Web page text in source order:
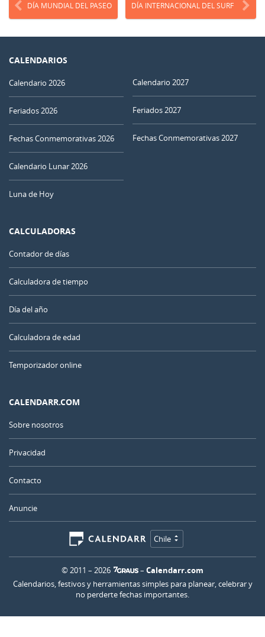
DÍA MUNDIAL DEL PASEO DÍA INTERNACIONAL DEL SURF
CALENDARIOS
Calendario 2026
Feriados 2026
Fechas Conmemorativas 2026
Calendario Lunar 2026
Luna de Hoy
Calendario 2027
Feriados 2027
Fechas Conmemorativas 2027
CALCULADORAS
Contador de días
Calculadora de tiempo
Día del año
Calculadora de edad
Temporizador online
CALENDARR.COM
Sobre nosotros
Privacidad
Contacto
Anuncie
Chile
© 2011 – 2026 – Calendarr.com
Calendarios, festivos y herramientas simples para planear, celebrar y
no perderte fechas importantes.